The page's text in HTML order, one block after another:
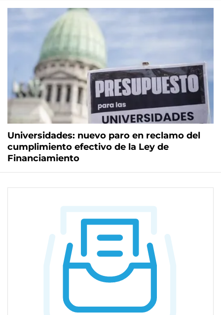
Universidades: nuevo paro en reclamo del
cumplimiento efectivo de la Ley de
Financiamiento